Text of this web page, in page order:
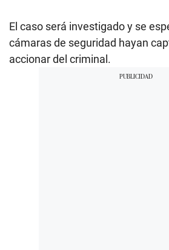
El caso será investigado y se
cámaras de seguridad hayan
accionar del criminal.